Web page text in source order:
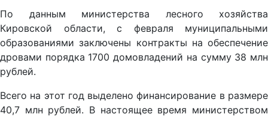
По данным министерства лесного хозяйства
Кировской области, с февраля муниципальными
образованиями заключены контракты на обеспечение
дровами порядка 1700 домовладений на сумму 38 млн
рублей.
Всего на этот год выделено финансирование в размере
40,7 млн рублей. В настоящее время министерством